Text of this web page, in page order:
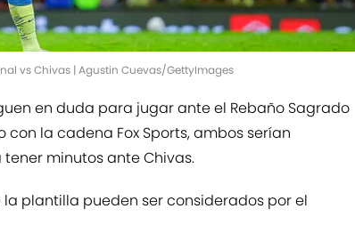
vs Chivas | Agustin Cuevas/GettyImages
en duda para jugar ante el Rebaño Sagrado
la cadena Fox Sports, ambos serían
minutos ante Chivas.
plantilla pueden ser considerados por el